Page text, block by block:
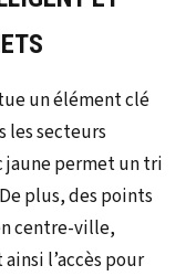
un élément clé
les secteurs
permet un tri
plus, des points
centre-ville,
l’accès pour